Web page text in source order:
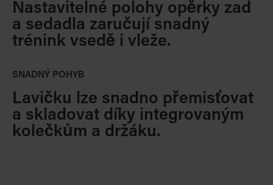
Nastavitelné polohy opěrky zad
a sedadla zaručují snadný
trénink vsedě i vleže.
SNADNÝ POHYB
Lavičku lze snadno přemisťovat
a skladovat díky integrovaným
kolečkům a držáku.